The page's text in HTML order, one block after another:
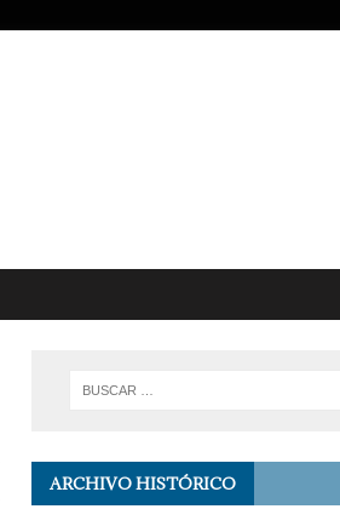
ARCHIVO HISTÓRICO